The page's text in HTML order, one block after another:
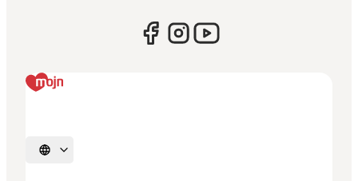
Vælg sprog